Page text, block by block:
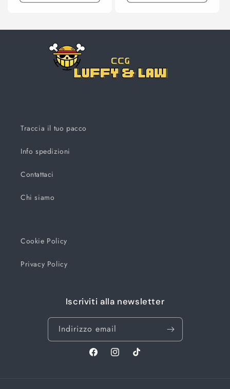
Traccia il tuo pacco
Info spedizioni
Contattaci
Chi siamo
Cookie Policy
Privacy Policy
Iscriviti alla newsletter
Indirizzo email
FacebookInstagramTikTok